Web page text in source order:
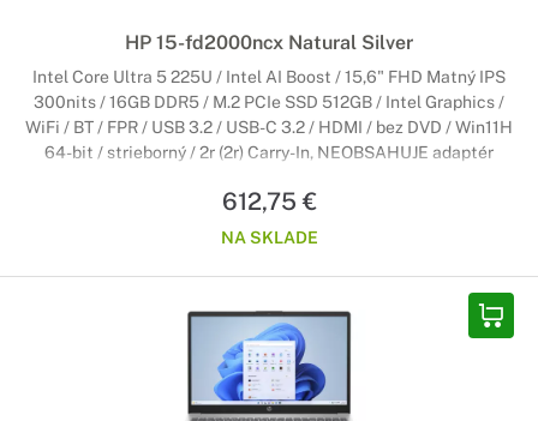
HP 15-fd2000ncx Natural Silver
Intel Core Ultra 5 225U / Intel AI Boost / 15,6" FHD Matný IPS
300nits / 16GB DDR5 / M.2 PCIe SSD 512GB / Intel Graphics /
WiFi / BT / FPR / USB 3.2 / USB-C 3.2 / HDMI / bez DVD / Win11H
64-bit / strieborný / 2r (2r) Carry-In, NEOBSAHUJE adaptér
612,75 €
NA SKLADE